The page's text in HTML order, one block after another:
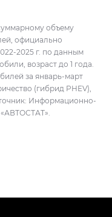
объему
официально
2025 г. по данным
возраст до 1 года.
за январь-март
(гибрид PHEV),
Информационно-